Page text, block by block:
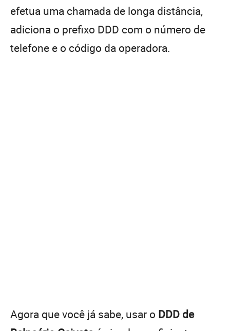
efetua uma chamada de longa distância,
adiciona o prefixo DDD com o número de
telefone e o código da operadora.
Agora que você já sabe, usar o DDD de